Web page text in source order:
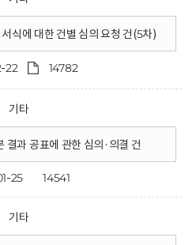
식에 대한 건별 심의 요청 건(5차)
22 14782
기타
결과 공표에 관한 심의·의결 건
25 14541
기타